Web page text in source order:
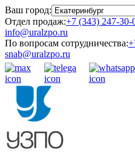
Ваш город:
Отдел продаж:+7 (343) 247-30-
info@uralzpo.ru
По вопросам сотрудничества:
snab@uralzpo.ru